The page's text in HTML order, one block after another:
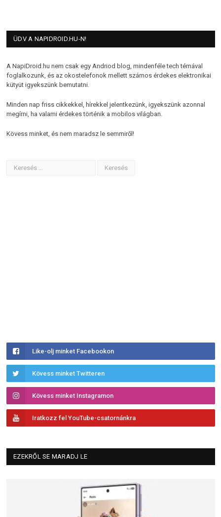
ÜDV A NAPIDROID.HU-N!
A NapiDroid.hu nem csak egy Andriod blog, mindenféle tech témával
foglalkozunk, és az okostelefonok mellett számos érdekes elektronikai
kütyüt igyekszünk bemutatni.
Minden nap friss cikkekkel, hírekkel jelentkezünk, igyekszünk azonnal
megírni, ha valami érdekes történik a mobilos világban.
Kövess minket, és nem maradsz le semmiről!
Like-olj minket Facebookon
Kövess minket Twitteren
Kövess minket Instagramon
Iratkozz fel YouTube-csatornánkra
EZEKRŐL SE MARADJ LE